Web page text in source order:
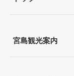
宮島観光案内